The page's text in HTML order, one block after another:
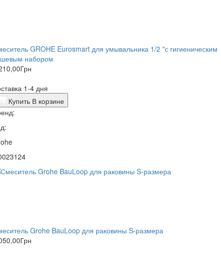
GROHE Eurosmart для умывальника 1/2 "с гигиеническим
набором
Грн
1-4 дня
Купить В корзине
Grohe BauLoop для раковины S-размера
Грн